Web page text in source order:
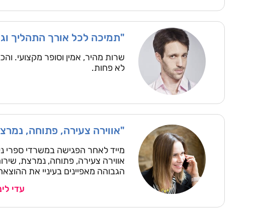
"תמיכה לכל אורך התהליך
שרות מהיר, אמין וסופר מקצועי.
לא פחות.
"אווירה צעירה, פתוחה,
מייד לאחר הפגישה במשרדי ספרי
אווירה צעירה, פתוחה, נמרצת,
הגבוהה מאפיינים בעיניי את
עדי